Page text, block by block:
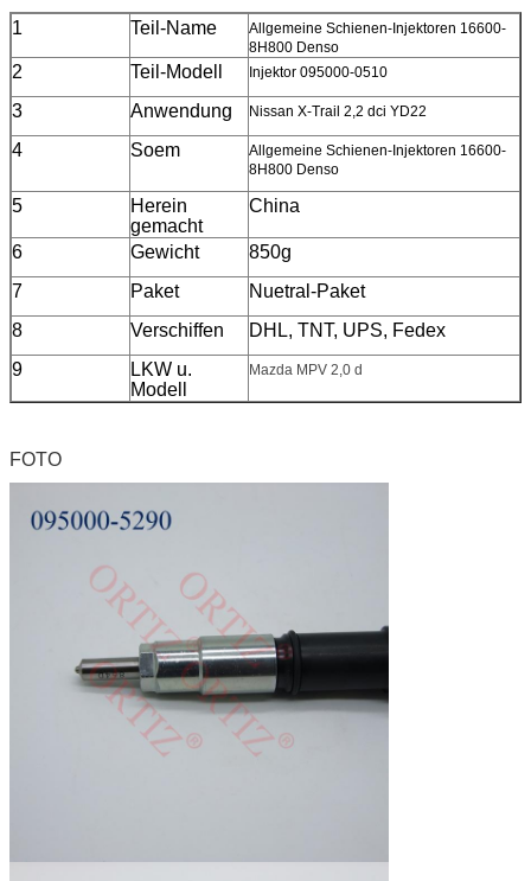
1
Teil-Name
Allgemeine Schienen-Injektoren 16600-
8H800 Denso
2 Teil-Modell Injektor 095000-0510
3 Anwendung Nissan X-Trail 2,2 dci YD22
4 Soem
Allgemeine Schienen-Injektoren 16600-
8H800 Denso
5
Herein
gemacht
China
6 Gewicht
850g
7
Paket
Nuetral-Paket
8
Verschiffen
DHL, TNT, UPS, Fedex
9
LKW u.
Modell
Mazda MPV 2,0 d
FOTO